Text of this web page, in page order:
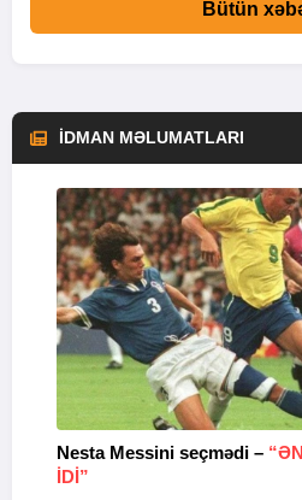
Bütün
İDMAN MƏLUMATLARI
Nesta Messini seçmədi –
IDI”